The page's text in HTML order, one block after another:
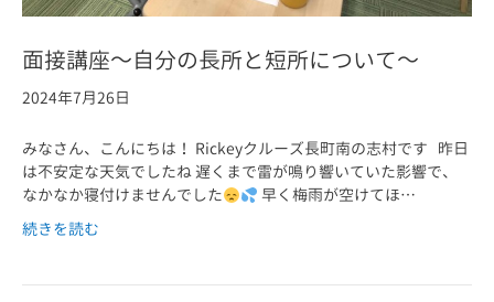
面接講座～自分の長所と短所について～
2024年7月26日
みなさん、こんにちは！ Rickeyクルーズ長町南の志村です 昨日
は不安定な天気でしたね 遅くまで雷が鳴り響いていた影響で、
なかなか寝付けませんでした
早く梅雨が空けてほ…
続きを読む